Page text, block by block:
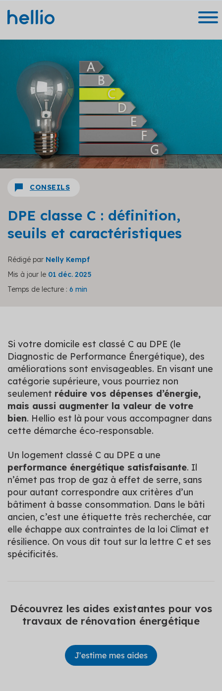
CONSEILS
DPE classe C : définition,
seuils et caractéristiques
Rédigé par Nelly Kempf
Mis à jour le 01 déc. 2025
Temps de lecture : 6 min
Si votre domicile est classé C au DPE (le
Diagnostic de Performance Énergétique), des
améliorations sont envisageables. En visant une
catégorie supérieure, vous pourriez non
seulement réduire vos dépenses d’énergie,
mais aussi augmenter la valeur de votre
bien. Hellio est là pour vous accompagner dans
cette démarche éco-responsable.
Un logement classé C au DPE a une
performance énergétique satisfaisante. Il
n’émet pas trop de gaz à effet de serre, sans
pour autant correspondre aux critères d’un
bâtiment à basse consommation. Dans le bâti
ancien, c’est une étiquette très recherchée, car
elle échappe aux contraintes de la loi Climat et
résilience. On vous dit tout sur la lettre C et ses
spécificités.
Découvrez les aides existantes pour vos
travaux de rénovation énergétique